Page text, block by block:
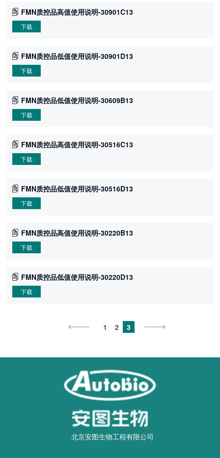
FMN质控品高值使用说明-30901C13
下载
FMN质控品低值使用说明-30901D13
下载
FMN质控品低值使用说明-30609B13
下载
FMN质控品高值使用说明-30516C13
下载
FMN质控品低值使用说明-30516D13
下载
FMN质控品高值使用说明-30220B13
下载
FMN质控品低值使用说明-30220D13
下载
1 2 3
北京安图生物工程有限公司